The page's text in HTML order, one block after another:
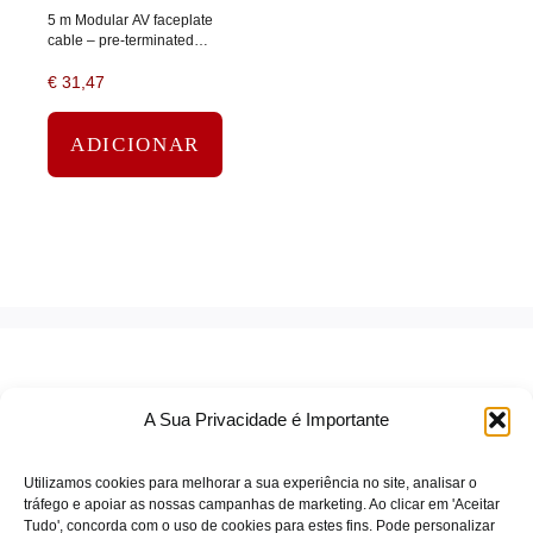
A Sua Privacidade é Importante
Utilizamos cookies para melhorar a sua experiência no site, analisar o
tráfego e apoiar as nossas campanhas de marketing. Ao clicar em 'Aceitar
Tudo', concorda com o uso de cookies para estes fins. Pode personalizar
5 m Modular AV faceplate
cable – pre-terminated
Ferrite core – phoenix (m)
€ 31,47
ADICIONAR